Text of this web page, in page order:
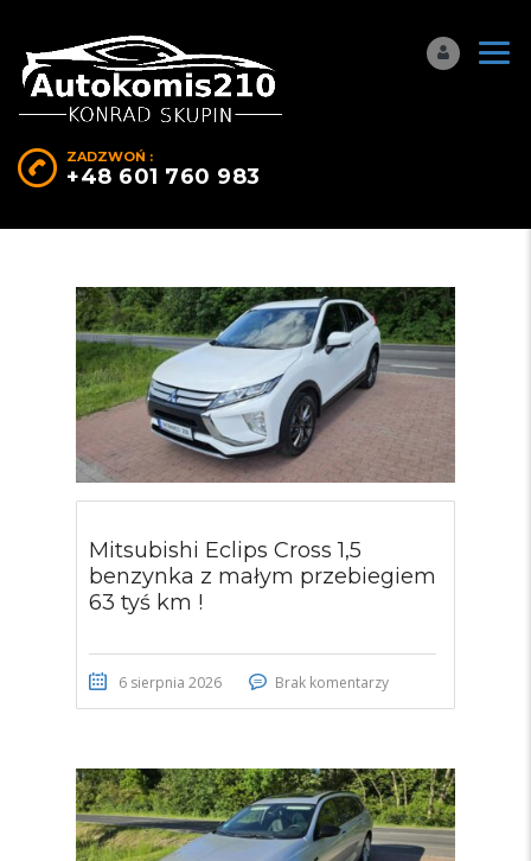
ZADZWOŃ :
+48 601 760 983
Mitsubishi Eclips Cross 1,5
benzynka z małym przebiegiem
63 tyś km !
6 sierpnia 2026 Brak komentarzy